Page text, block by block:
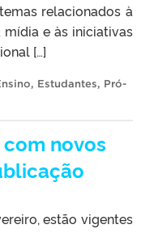
relacionados à
e às iniciativas
[…]
, Estudantes, Pró-
novos
estão vigentes